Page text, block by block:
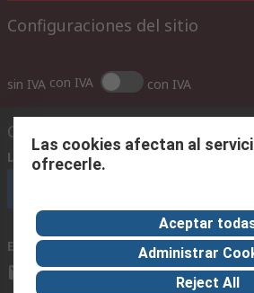
Configuraciones del sitio
sin IVA con IVA con IVA
Contáctenos
Llámenos (horario 8.30 - 17.30)
Envíenos un email
usualmente
ventas@rschile.cl
Las cookies afectan al
ofrecerle.
Aceptar
Administrar
Reject All